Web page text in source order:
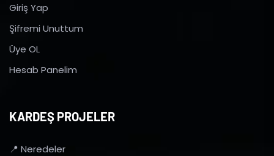
Giriş Yap
Şifremi Unuttum
Üye OL
Hesab Panelim
KARDEŞ PROJELER
📍 Neredeler